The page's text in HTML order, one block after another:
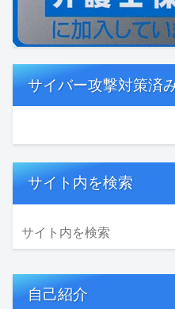
サイバー攻撃対策済
サイト内を検索
自己紹介